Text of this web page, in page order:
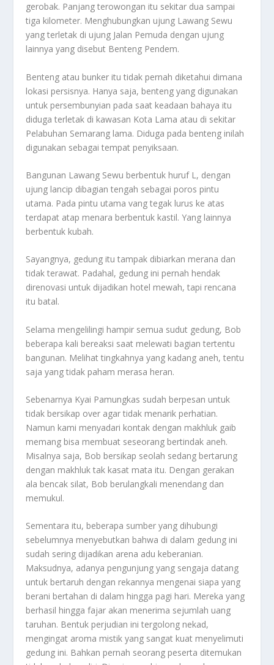
gerobak. Panjang terowongan itu sekitar dua sampai
tiga kilometer. Menghubungkan ujung Lawang Sewu
yang terletak di ujung Jalan Pemuda dengan ujung
lainnya yang disebut Benteng Pendem.
Benteng atau bunker itu tidak pernah diketahui dimana
lokasi persisnya. Hanya saja, benteng yang digunakan
untuk persembunyian pada saat keadaan bahaya itu
diduga terletak di kawasan Kota Lama atau di sekitar
Pelabuhan Semarang lama. Diduga pada benteng inilah
digunakan sebagai tempat penyiksaan.
Bangunan Lawang Sewu berbentuk huruf L, dengan
ujung lancip dibagian tengah sebagai poros pintu
utama. Pada pintu utama vang tegak lurus ke atas
terdapat atap menara berbentuk kastil. Yang lainnya
berbentuk kubah.
Sayangnya, gedung itu tampak dibiarkan merana dan
tidak terawat. Padahal, gedung ini pernah hendak
direnovasi untuk dijadikan hotel mewah, tapi rencana
itu batal.
Selama mengelilingi hampir semua sudut gedung, Bob
beberapa kali bereaksi saat melewati bagian tertentu
bangunan. Melihat tingkahnya yang kadang aneh, tentu
saja yang tidak paham merasa heran.
Sebenarnya Kyai Pamungkas sudah berpesan untuk
tidak bersikap over agar tidak menarik perhatian.
Namun kami menyadari kontak dengan makhluk gaib
memang bisa membuat seseorang bertindak aneh.
Misalnya saja, Bob bersikap seolah sedang bertarung
dengan makhluk tak kasat mata itu. Dengan gerakan
ala bencak silat, Bob berulangkali menendang dan
memukul.
Sementara itu, beberapa sumber yang dihubungi
sebelumnya menyebutkan bahwa di dalam gedung ini
sudah sering dijadikan arena adu keberanian.
Maksudnya, adanya pengunjung yang sengaja datang
untuk bertaruh dengan rekannya mengenai siapa yang
berani bertahan di dalam hingga pagi hari. Mereka yang
berhasil hingga fajar akan menerima sejumlah uang
taruhan. Bentuk perjudian ini tergolong nekad,
mengingat aroma mistik yang sangat kuat menyelimuti
gedung ini. Bahkan pernah seorang peserta ditemukan